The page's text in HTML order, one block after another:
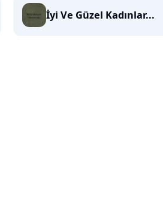
İyi Ve Güzel Kadınlar...